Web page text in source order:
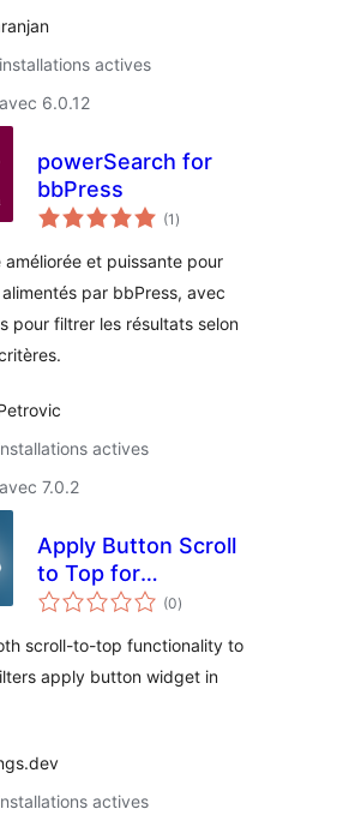
actives
6.0.12
powerSearch for
bbPress
(1 notes
en
)
améliorée et puissante pour
par bbPress, avec
pour filtrer les résultats selon
actives
7.0.2
Apply Button Scroll
to Top for
JetSmartFilters
(0notes
en
)
scroll-to-top functionality to
apply button widget in
actives